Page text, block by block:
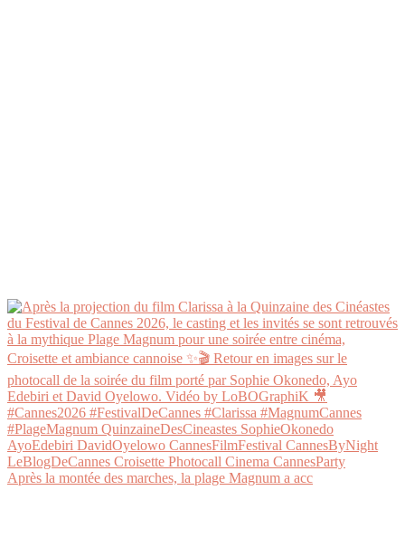
Après la montée des marches, la plage Magnum a acc